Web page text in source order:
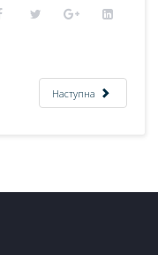
Наступна